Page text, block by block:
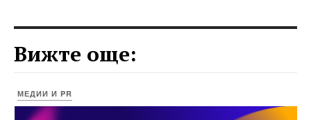
Вижте още:
МЕДИИ И PR